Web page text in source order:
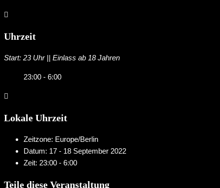
Uhrzeit
Start: 23 Uhr || Einlass ab 18 Jahren
23:00 - 6:00
Lokale Uhrzeit
Zeitzone: Europe/Berlin
Datum: 17 - 18 September 2022
Zeit: 23:00 - 6:00
Teile diese Veranstaltung